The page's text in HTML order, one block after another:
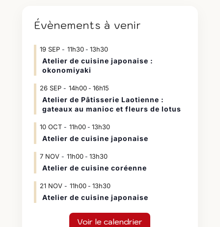
Évènements à venir
19 SEP 11h30- 13h30
Atelier de cuisine japonaise :
okonomiyaki
26 SEP 14h00- 16h15
Atelier de Pâtisserie Laotienne :
gateaux au manioc et fleurs de lotus
10 OCT 11h00- 13h30
Atelier de cuisine japonaise
7 NOV 11h00- 13h30
Atelier de cuisine coréenne
21 NOV 11h00- 13h30
Atelier de cuisine japonaise
Voir le calendrier